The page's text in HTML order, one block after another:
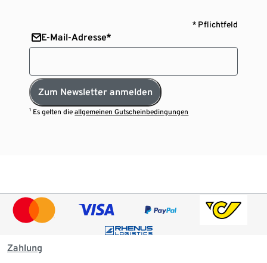
* Pflichtfeld
E-Mail-Adresse*
Zum Newsletter anmelden
¹ Es gelten dieallgemeinen Gutscheinbedingungen
Zahlung